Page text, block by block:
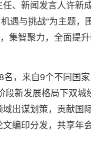
、新闻发言人许新
遇与挑战”为主题
集智聚力，全面提
，来自9个不同国
段新发展格局下双
出谋划策，贡献国
编印分发，共享年